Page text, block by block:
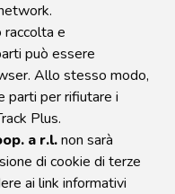
raccolta e
può essere
Allo stesso modo,
parti per rifiutare i
Plus.
a r.l.non sarà
di cookie di terze
ai link informativi